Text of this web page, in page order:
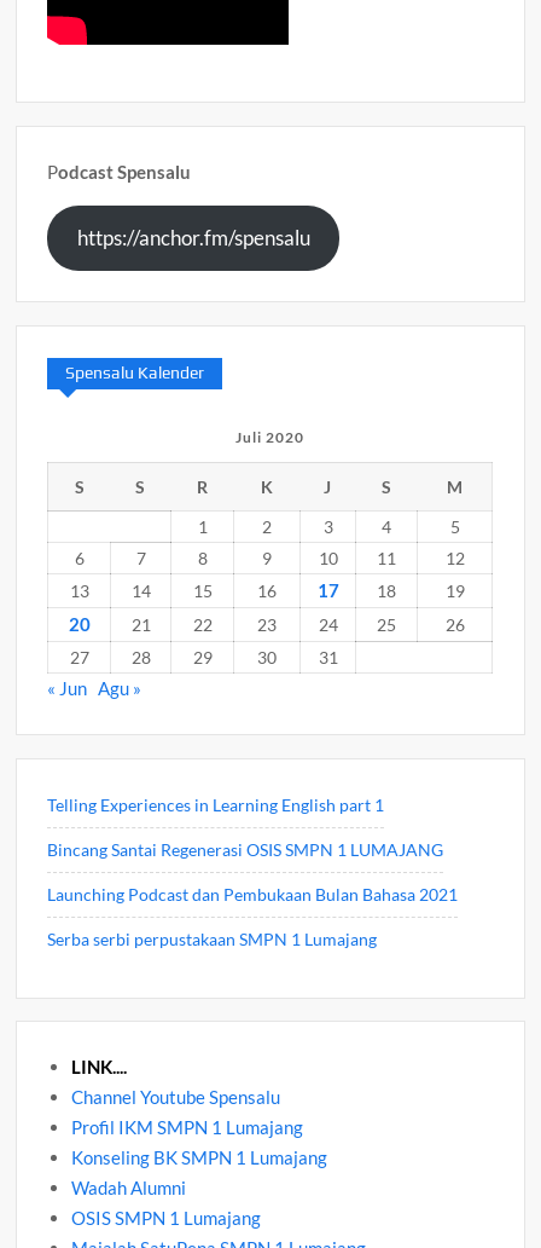
Podcast Spensalu
https://anchor.fm/spensalu
Spensalu Kalender
Juli 2020
S S R K J S
M
1
2 3 4
5
6
7 8 9 10 11
12
13
14 15 16 17 18 19
20 21 22 23 24 25
26
27
28 29 30 31
« Jun Agu »
Telling Experiences in Learning English part 1
Bincang Santai Regenerasi OSIS SMPN 1 LUMAJANG
Launching Podcast dan Pembukaan Bulan Bahasa 2021
Serba serbi perpustakaan SMPN 1 Lumajang
LINK....
Channel Youtube Spensalu
Profil IKM SMPN 1 Lumajang
Konseling BK SMPN 1 Lumajang
Wadah Alumni
OSIS SMPN 1 Lumajang